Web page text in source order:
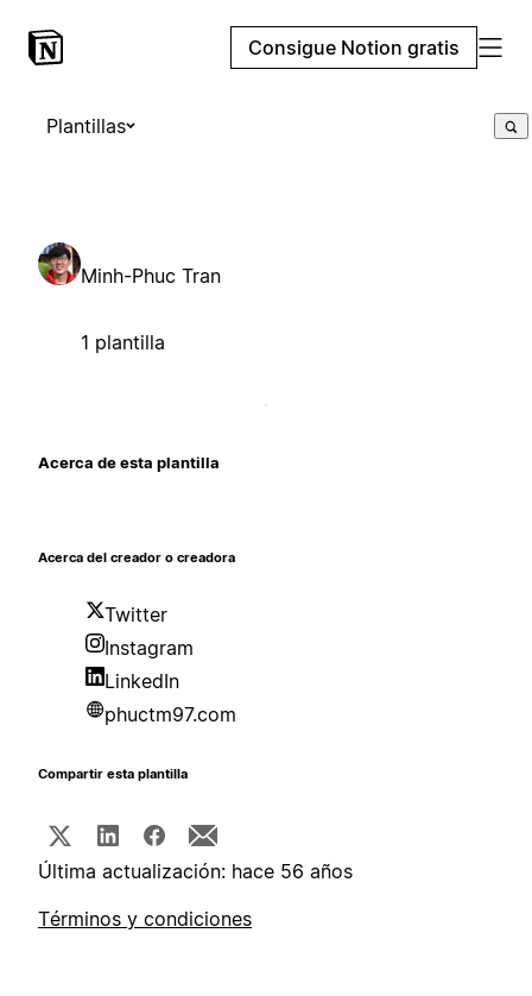
Consigue Notion gratis
Plantillas
Minh-Phuc Tran
1 plantilla
Acerca de esta plantilla
Acerca del creador o creadora
Twitter
Instagram
LinkedIn
phuctm97.com
Compartir esta plantilla
Última actualización: hace 56 años
Términos y condiciones